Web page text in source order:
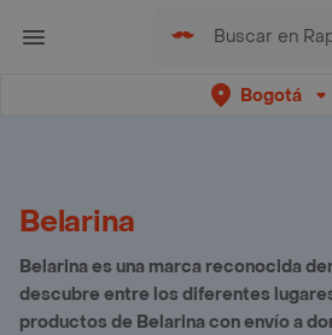
Bogotá
Belarina
Belarina es una marca reconocida
descubre entre los diferentes
productos de Belarina con envío a